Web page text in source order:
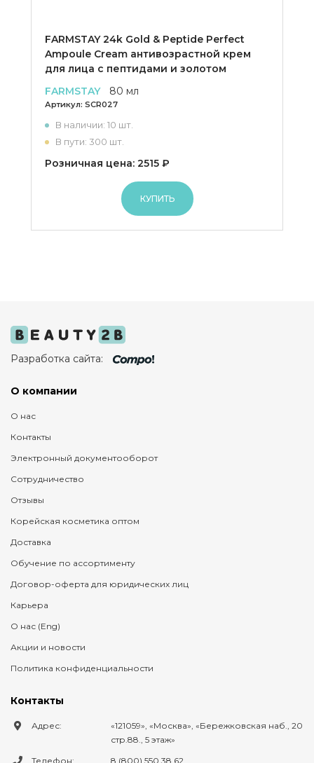
FARMSTAY 24k Gold & Peptide Perfect
Ampoule Cream антивозрастной крем
для лица с пептидами и золотом
FARMSTAY
80 мл
Артикул: SCR027
В наличии: 10 шт.
В пути: 300 шт.
Розничная цена: 2515 ₽
КУПИТЬ
Разработка сайта:
О компании
О нас
Контакты
Электронный документооборот
Сотрудничество
Отзывы
Корейская косметика оптом
Доставка
Обучение по ассортименту
Договор-оферта для юридических лиц
Карьера
О нас (Eng)
Акции и новости
Политика конфиденциальности
Контакты
Адрес: 121059 , Москва ,
Бережковская наб., 20
стр.88., 5 этаж
Телефон:
8 (800) 550 38 62